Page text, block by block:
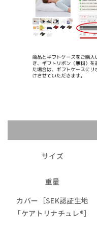
サイズ
重量
カバー［SEK認証生地
「ケアトリナチュレ®］